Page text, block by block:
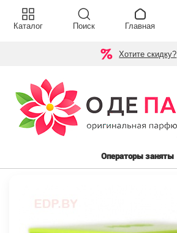
Хотите скидку?
Операторы заняты
Каталог Поиск Главная